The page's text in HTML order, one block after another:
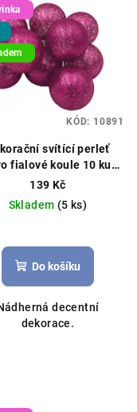
svítící perleť
fialové koule 10 kusů
na baterie
139 Kč
Skladem (5 ks)
Do košíku
decentní
dekorace.
KÓD: 10891